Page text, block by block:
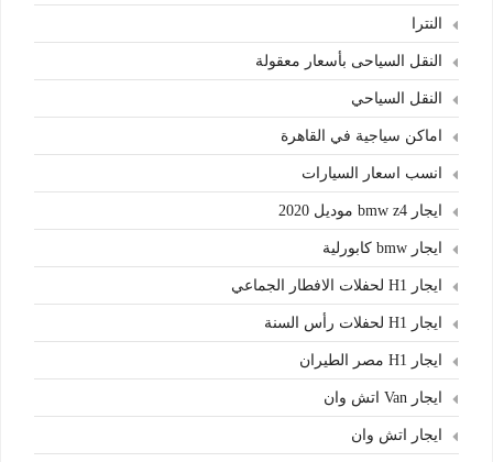
النترا
النقل السياحى بأسعار معقولة
النقل السياحي
اماكن سياجية في القاهرة
انسب اسعار السيارات
ايجار bmw z4 موديل 2020
ايجار bmw كابورلية
ايجار H1 لحفلات الافطار الجماعي
ايجار H1 لحفلات رأس السنة
ايجار H1 مصر الطيران
ايجار Van اتش وان
ايجار اتش وان